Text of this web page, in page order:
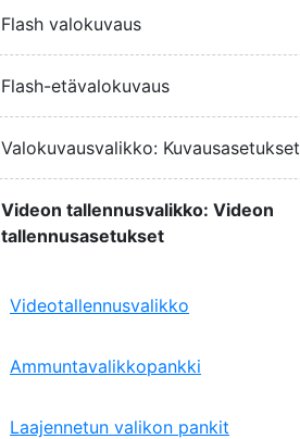
Flash valokuvaus
Flash-etävalokuvaus
Valokuvausvalikko: Kuvausasetukset
Videon tallennusvalikko: Videon
tallennusasetukset
Videotallennusvalikko
Ammuntavalikkopankki
Laajennetun valikon pankit